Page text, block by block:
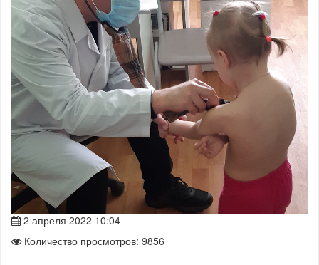
2 апреля 2022 10:04
Количество просмотров: 9856